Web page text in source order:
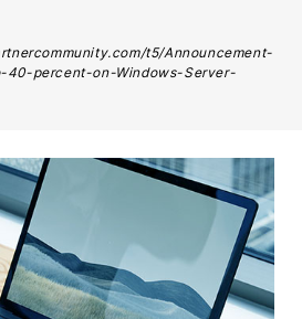
t5/Announcement-
40-percent-on-Windows-Server-